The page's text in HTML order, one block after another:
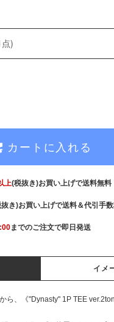
カートに入れる
上(税抜き)お買い上げで送料無料
き)お買い上げで送料＆代引手
までのご注文で即日発送
イメ
ら、《"Dynasty" 1P TEE